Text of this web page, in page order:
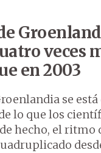
veces
en 2003
se
lo que los
hecho, el ritmo